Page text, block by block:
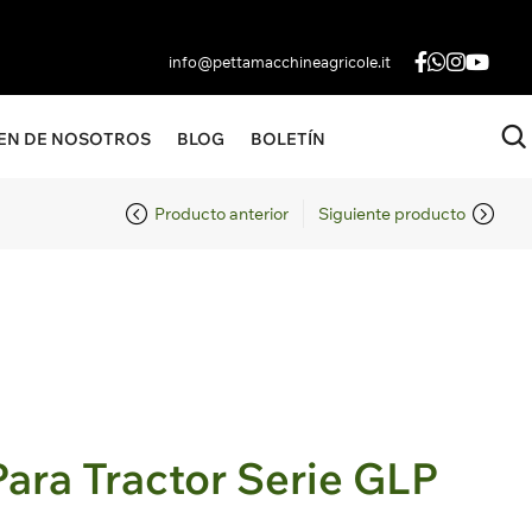
info@pettamacchineagricole.it
DE NOSOTROS BLOG BOLETÍN
Producto anterior Siguiente producto
Tractor Serie GLP
HASTA 3000 LITROSHazte